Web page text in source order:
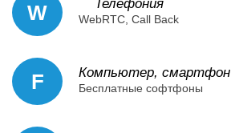
W Телефония
WebRTC, Call Back
F Компьютер, смартфон
Бесплатные софтфоны